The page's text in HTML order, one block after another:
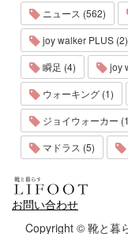
ニュース (562)
joy walker PLUS (2)
瞬足 (4)
joy
ウォーキング (1)
ジョイウォーカー
マドラス (5)
お問い合わせ
Copyright © 靴と暮